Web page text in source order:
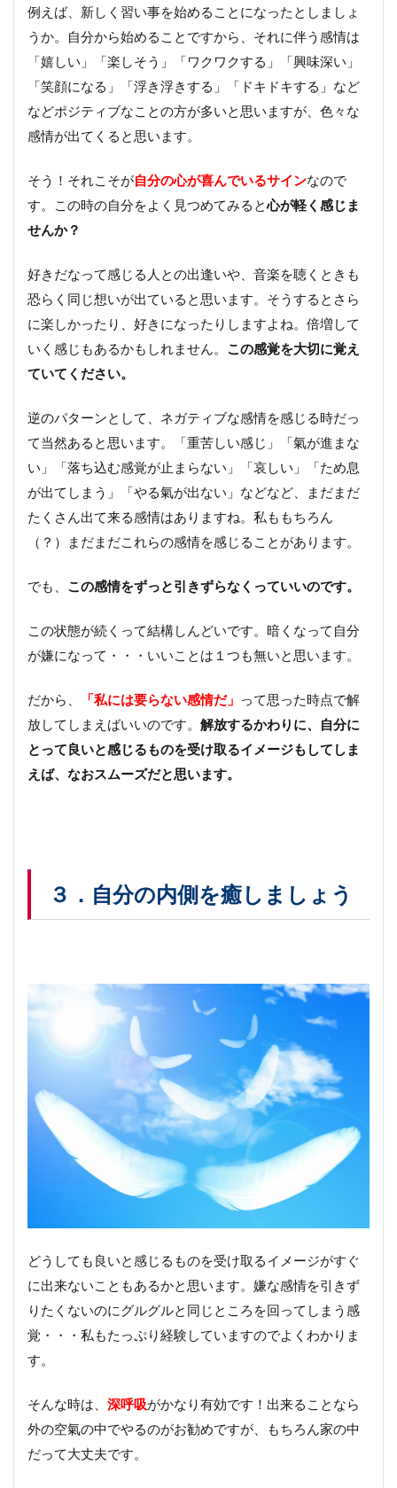
例えば、新しく習い事を始めることになったとしましょ
うか。自分から始めることですから、それに伴う感情は
「嬉しい」「楽しそう」「ワクワクする」「興味深い」
「笑顔になる」「浮き浮きする」「ドキドキする」など
などポジティブなことの方が多いと思いますが、色々な
感情が出てくると思います。
そう！それこそが自分の心が喜んでいるサインなので
す。この時の自分をよく見つめてみると心が軽く感じま
せんか？
好きだなって感じる人との出逢いや、音楽を聴くときも
恐らく同じ想いが出ていると思います。そうするとさら
に楽しかったり、好きになったりしますよね。倍増して
いく感じもあるかもしれません。 この感覚を大切に覚え
ていてください。
逆のパターンとして、ネガティブな感情を感じる時だっ
て当然あると思います。「重苦しい感じ」「氣が進まな
い」「落ち込む感覚が止まらない」「哀しい」「ため息
が出てしまう」「やる氣が出ない」などなど、まだまだ
たくさん出て来る感情はありますね。私ももちろん
（？）まだまだこれらの感情を感じることがあります。
でも、 この感情をずっと引きずらなくっていいのです。
この状態が続くって結構しんどいです。暗くなって自分
が嫌になって・・・いいことは１つも無いと思います。
だから、 「私には要らない感情だ」 って思った時点で解
放してしまえばいいのです。 解放するかわりに、自分に
とって良いと感じるものを受け取るイメージもしてしま
えば、なおスムーズだと思います。
３．自分の内側を癒しましょう
どうしても良いと感じるものを受け取るイメージがすぐ
に出来ないこともあるかと思います。嫌な感情を引きず
りたくないのにグルグルと同じところを回ってしまう感
覚・・・私もたっぷり経験していますのでよくわかりま
す。
そんな時は、 深呼吸がかなり有効です！出来ることなら
外の空氣の中でやるのがお勧めですが、もちろん家の中
だって大丈夫です。